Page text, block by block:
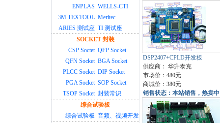
ENPLAS WELLS-CTI
3M TEXTOOL Meritec
ARIES 测试座 TI 测试座
SOCKET 封装
CSP Soctet QFP Socket
QFN Socket BGA Socket
PLCC Socket DIP Socket
PGA Socket SOP Socket
TSOP Socket 封装常识
综合试验板
综合试验板 音频、视频开发
DSP2407+CPLD开发板
供应商： 华升泰克
市场价：480元
商城价：380元
销售状态：本站销售，热卖中